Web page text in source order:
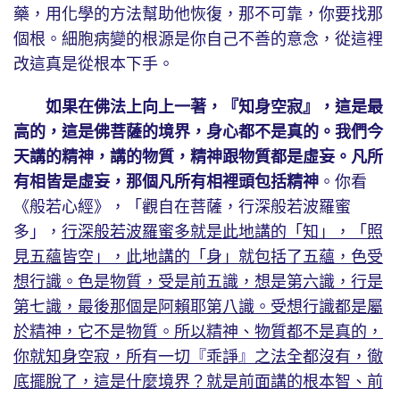
藥，用化學的方法幫助他恢復，那不可靠，你要找那
個根。細胞病變的根源是你自己不善的意念，從這裡
改這真是從根本下手。
如果在佛法上向上一著，『知身空寂』，這是最
高的，這是佛菩薩的境界，身心都不是真的。我們今
天講的精神，講的物質，精神跟物質都是虛妄。凡所
有相皆是虛妄，那個凡所有相裡頭包括精神 。你看
《般若心經》，「觀自在菩薩，行深般若波羅蜜
多」， 行深般若波羅蜜多就是此地講的「知」，「照
見五蘊皆空」，此地講的「身」就包括了五蘊，色受
想行識。色是物質，受是前五識，想是第六識，行是
第七識，最後那個是阿賴耶第八識。受想行識都是屬
於精神，它不是物質。所以精神、物質都不是真的，
你就知身空寂，所有一切『乖諍』之法全都沒有，徹
底擺脫了，這是什麼境界？就是前面講的根本智、前